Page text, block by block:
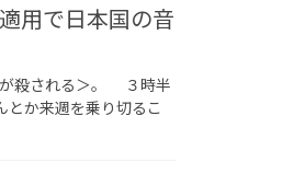
用で日本国の音
が殺される＞。 ３時半
か来週を乗り切るこ